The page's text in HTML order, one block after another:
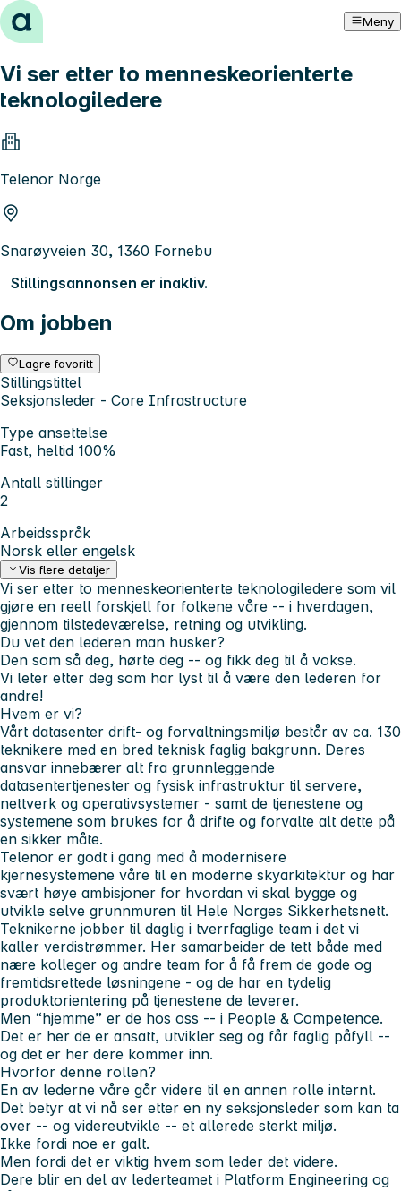
Hopp til innhold Meny
Vi ser etter to menneskeorienterte
teknologiledere
Telenor Norge
Snarøyveien 30, 1360 Fornebu
Stillingsannonsen er inaktiv.
Om jobben
Lagre favoritt
Stillingstittel
Seksjonsleder - Core Infrastructure
Type ansettelse
Fast, heltid 100%
Antall stillinger
2
Arbeidsspråk
Norsk eller engelsk
Vis flere detaljer
Vi ser etter to menneskeorienterte teknologiledere som vil
gjøre en reell forskjell for folkene våre -- i hverdagen,
gjennom tilstedeværelse, retning og utvikling.
Du vet den lederen man husker?
Den som så deg, hørte deg -- og fikk deg til å vokse.
Vi leter etter deg som har lyst til å være den lederen for
andre!
Hvem er vi?
Vårt datasenter drift- og forvaltningsmiljø består av ca. 130
teknikere med en bred teknisk faglig bakgrunn. Deres
ansvar innebærer alt fra grunnleggende
datasentertjenester og fysisk infrastruktur til servere,
nettverk og operativsystemer - samt de tjenestene og
systemene som brukes for å drifte og forvalte alt dette på
en sikker måte.
Telenor er godt i gang med å modernisere
kjernesystemene våre til en moderne skyarkitektur og har
svært høye ambisjoner for hvordan vi skal bygge og
utvikle selve grunnmuren til Hele Norges Sikkerhetsnett.
Teknikerne jobber til daglig i tverrfaglige team i det vi
kaller verdistrømmer. Her samarbeider de tett både med
nære kolleger og andre team for å få frem de gode og
fremtidsrettede løsningene - og de har en tydelig
produktorientering på tjenestene de leverer.
Men “hjemme” er de hos oss -- i People & Competence.
Det er her de er ansatt, utvikler seg og får faglig påfyll --
og det er her dere kommer inn.
Hvorfor denne rollen?
En av lederne våre går videre til en annen rolle internt.
Det betyr at vi nå ser etter en ny seksjonsleder som kan ta
over -- og videreutvikle -- et allerede sterkt miljø.
Ikke fordi noe er galt.
Men fordi det er viktig hvem som leder det videre.
Dere blir en del av lederteamet i Platform Engineering og